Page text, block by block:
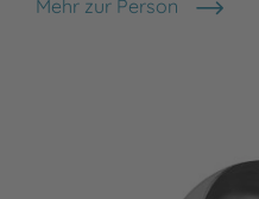
Mehr zur Person
Sabine Bohlmann